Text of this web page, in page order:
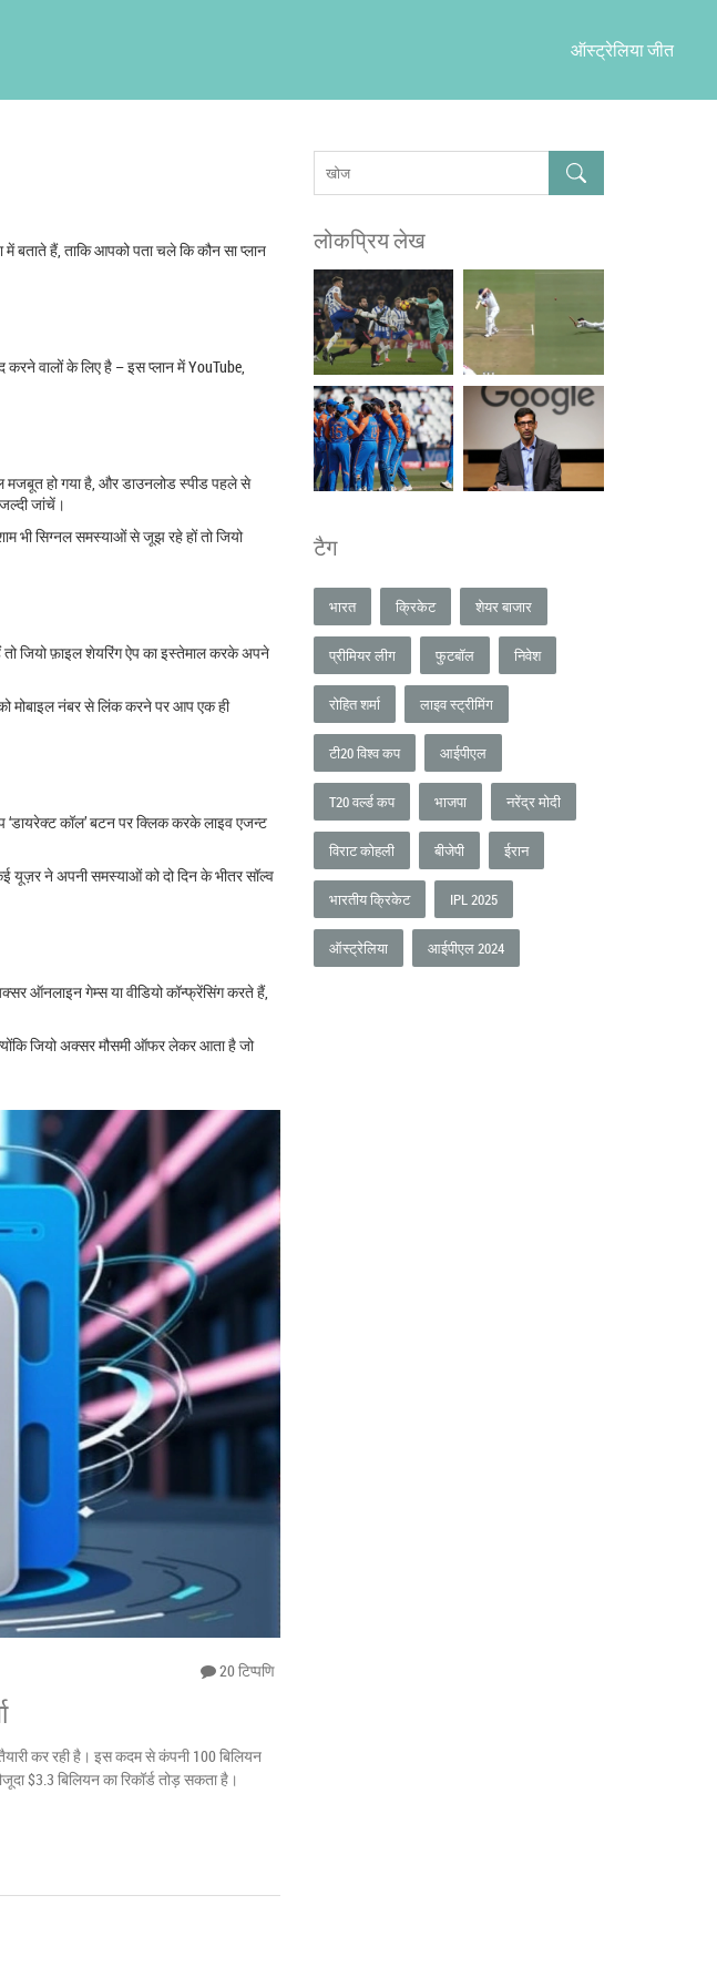
ऑस्ट्रेलिया जीत
हैं, ताकि आपको पता चले कि कौन सा प्लान
करने वालों के लिए है – इस प्लान में YouTube,
मजबूत हो गया है, और डाउनलोड स्पीड पहले से
जांचें।
भी सिग्नल समस्याओं से जूझ रहे हों तो जियो
जियो फ़ाइल शेयरिंग ऐप का इस्तेमाल करके अपने
मोबाइल नंबर से लिंक करने पर आप एक ही
कॉल’ बटन पर क्लिक करके लाइव एजन्ट
ने अपनी समस्याओं को दो दिन के भीतर सॉल्व
ऑनलाइन गेम्स या वीडियो कॉन्फ्रेंसिंग करते हैं,
जियो अक्सर मौसमी ऑफर लेकर आता है जो
20 टिप्पणि
कर रही है। इस कदम से कंपनी 100 बिलियन
$3.3 बिलियन का रिकॉर्ड तोड़ सकता है।
लोकप्रिय लेख
टैग
भारत क्रिकेट शेयर बाजार
प्रीमियर लीग फुटबॉल निवेश
रोहित शर्मा लाइव स्ट्रीमिंग
टी20 विश्व कप आईपीएल
T20 वर्ल्ड कप भाजपा नरेंद्र मोदी
विराट कोहली बीजेपी ईरान
भारतीय क्रिकेट IPL 2025
ऑस्ट्रेलिया आईपीएल 2024